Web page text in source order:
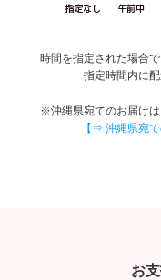
時間を指定された場合
指定時間内に
※沖縄県宛てのお届けは
【⇒ 沖縄県宛
お